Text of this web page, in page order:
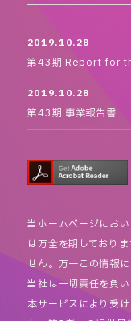
2019.10.28
第43期 Report for
2019.10.28
第43期 事業報告書
当ホームページにお
は万全を期しており
せん。万一この情報
当社は一切責任を負い
本サービスにより受